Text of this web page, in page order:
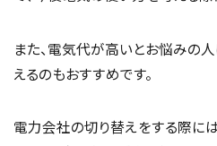
また、電気代が高いとお悩みの
えるのもおすすめです。
電力会社の切り替えをする際には